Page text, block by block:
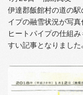
伊達郡飯館村の道の
イプの融雪状況が写真
ヒートパイプの仕組
すい記事となりました。